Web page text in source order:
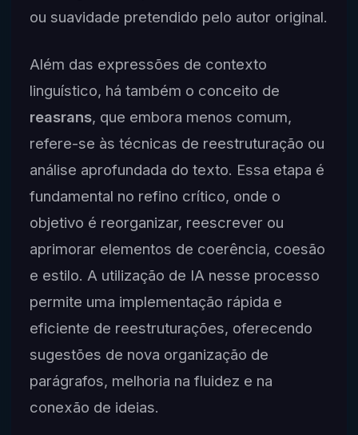
ou suavidade pretendido pelo autor original.
Além das expressões de contexto
linguístico, há também o conceito de
reasrans, que embora menos comum,
refere-se às técnicas de reestruturação ou
análise aprofundada do texto. Essa etapa é
fundamental no refino crítico, onde o
objetivo é reorganizar, reescrever ou
aprimorar elementos de coerência, coesão
e estilo. A utilização de IA nesse processo
permite uma implementação rápida e
eficiente de reestruturações, oferecendo
sugestões de nova organização de
parágrafos, melhoria na fluidez e na
conexão de ideias.